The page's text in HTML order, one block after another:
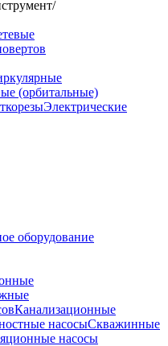
/
(орбитальные)
Электрические
Канализационные
насосыСкважинные
насосы